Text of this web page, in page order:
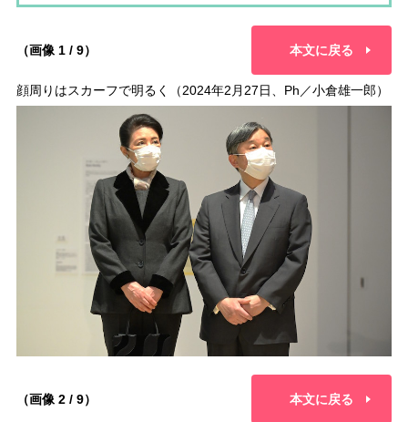
（画像 1 / 9） 本文に戻る
顔周りはスカーフで明るく（2024年2月27日、Ph／小倉雄一郎）
（画像 2 / 9） 本文に戻る